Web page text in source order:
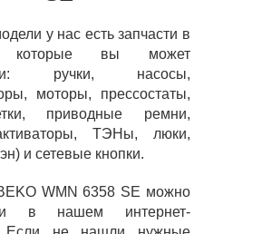
у нас есть запчасти в
которые вы может
ручки, насосы,
моторы, прессостаты,
приводные ремни,
ТЭНы, люки,
и сетевые кнопки.
WMN 6358 SE можно
в нашем интернет-